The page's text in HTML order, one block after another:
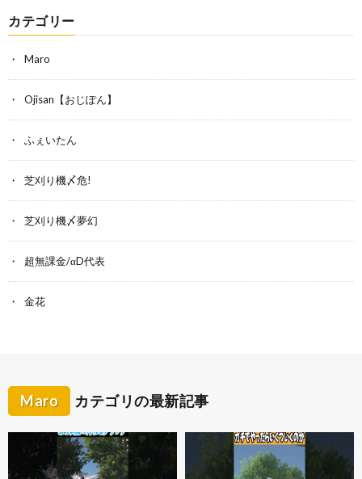
カテゴリー
Maro
Ojisan【おじぽん】
ふぇいたん
芝刈り機〆危!
芝刈り機〆夢幻
超無課金/αD代表
金花
Maro カテゴリの最新記事